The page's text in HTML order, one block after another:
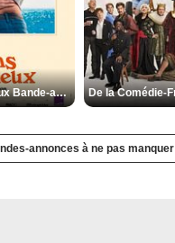
Les Matins merveilleux Bande-annonce VF
annonces à ne pas manquer